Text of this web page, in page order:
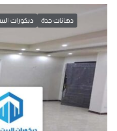
دهانات جدة ديكورات